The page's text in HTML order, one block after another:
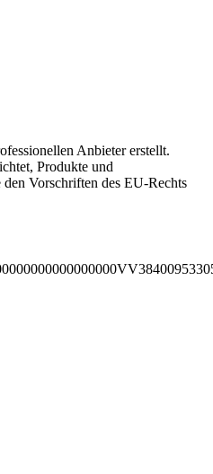
Anbieter erstellt.
Produkte und
Vorschriften des EU-Rechts